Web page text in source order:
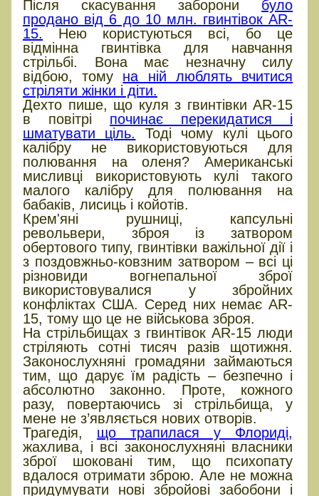
Після скасування заборони було
продано від 6 до 10 млн. гвинтівок AR-
15. Нею користуються всі, бо це
відмінна гвинтівка для навчання
стрільбі. Вона має незначну силу
відбою, тому на ній люблять вчитися
стріляти жінки і діти.
Дехто пише, що куля з гвинтівки AR-15
в повітрі починає перекидатися і
шматувати ціль.
Тоді чому кулі цього
калібру не використовуються для
полювання на оленя? Американські
мисливці використовують кулі такого
малого калібру для полювання на
бабаків, лисиць і койотів.
Крем'яні рушниці, капсульні
револьвери, зброя із затвором
обертового типу, гвинтівки важільної дії і
з поздовжньо-ковзним затвором – всі ці
різновиди вогнепальної зброї
використовувалися у збройних
конфліктах США. Серед них немає AR-
15, тому що це не військова зброя.
На стрільбищах з гвинтівок AR-15 люди
стріляють сотні тисяч разів щотижня.
Законослухняні громадяни займаються
тим, що дарує їм радість – безпечно і
абсолютно законно. Проте, кожного
разу, повертаючись зі стрільбища, у
мене не з’являється нових отворів.
Трагедія, що трапилася у Флориді,
жахлива, і всі законослухняні власники
зброї шоковані тим, що психопату
вдалося отримати зброю. Але не можна
придумувати нові збройові забобони і